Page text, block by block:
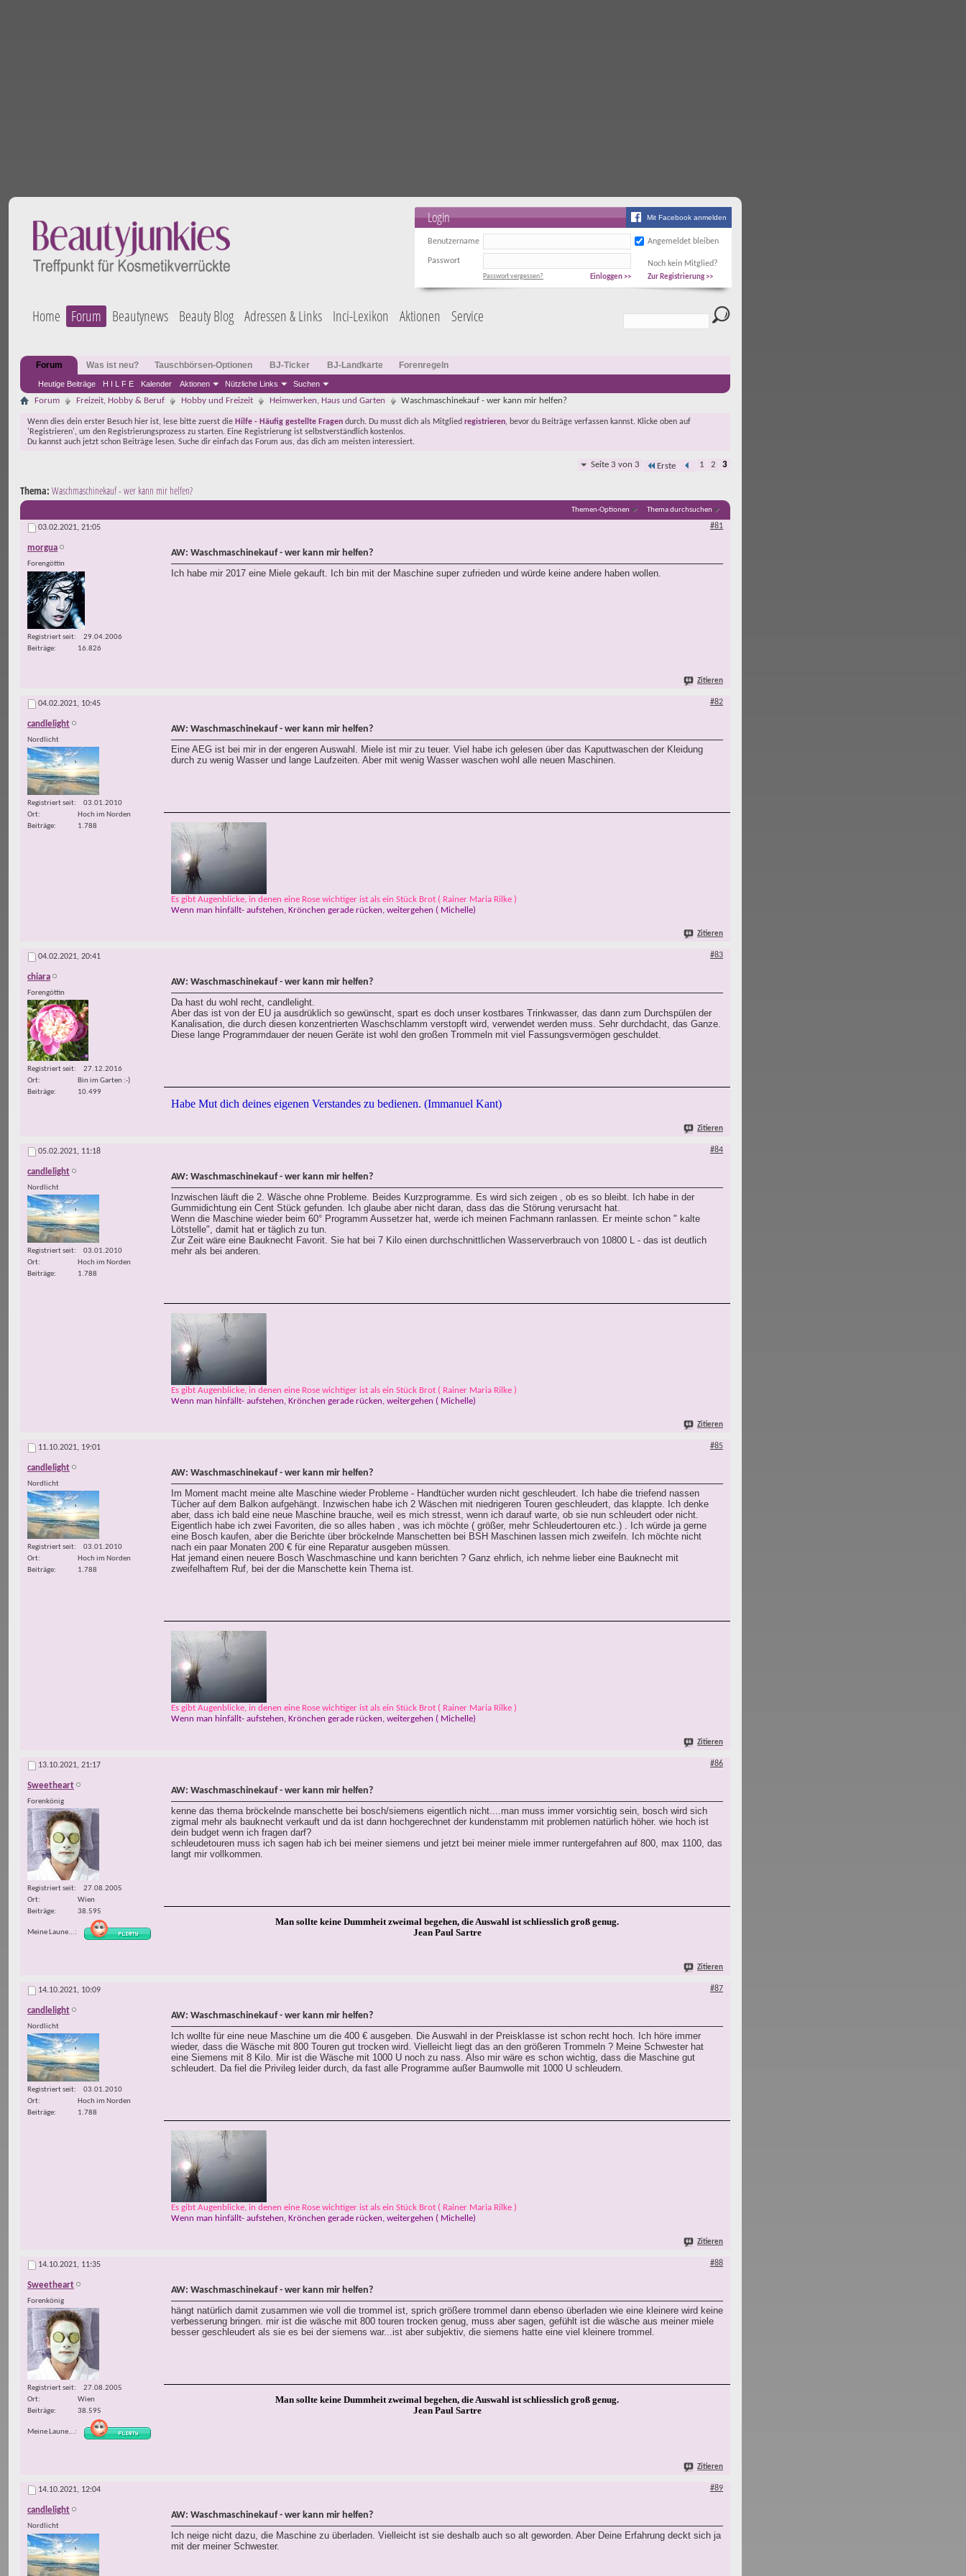
Mit Facebook anmelden
Login
Benutzername Angemeldet bleiben
Passwort Noch kein Mitglied?
Einloggen >>
Passwort vergessen? Zur Registrierung >>
Home Forum Beautynews Beauty Blog Adressen & Links Inci-Lexikon Aktionen Service
Forum
Heutige Beiträge H I L F E Kalender Aktionen Nützliche Links Suchen
Was ist neu? Tauschbörsen-Optionen BJ-Ticker BJ-Landkarte Forenregeln
Forum Freizeit, Hobby & Beruf Hobby und Freizeit Heimwerken, Haus und Garten Waschmaschinekauf - wer kann mir helfen?
Wenn dies dein erster Besuch hier ist, lese bitte zuerst die Hilfe - Häufig gestellte Fragen durch. Du musst dich als Mitglied registrieren, bevor du Beiträge verfassen kannst. Klicke oben auf
'Registrieren', um den Registrierungsprozess zu starten. Eine Registrierung ist selbstverständlich kostenlos.
Du kannst auch jetzt schon Beiträge lesen. Suche dir einfach das Forum aus, das dich am meisten interessiert.
Seite 3 von 3 Erste 1 2 3
Thema: Waschmaschinekauf - wer kann mir helfen?
Themen-Optionen Thema durchsuchen
03.02.2021, 21:05 #81
morgua
Forengöttin
Registriert seit
29.04.2006
Beiträge
16.826
AW: Waschmaschinekauf - wer kann mir helfen?
Ich habe mir 2017 eine Miele gekauft. Ich bin mit der Maschine super zufrieden und würde keine andere haben wollen.
Zitieren
04.02.2021, 10:45 #82
candlelight
Nordlicht
Registriert seit
03.01.2010
Ort
Hoch im Norden
Beiträge
1.788
AW: Waschmaschinekauf - wer kann mir helfen?
Eine AEG ist bei mir in der engeren Auswahl. Miele ist mir zu teuer. Viel habe ich gelesen über das Kaputtwaschen der Kleidung
durch zu wenig Wasser und lange Laufzeiten. Aber mit wenig Wasser waschen wohl alle neuen Maschinen.
Es gibt Augenblicke, in denen eine Rose wichtiger ist als ein Stück Brot ( Rainer Maria Rilke )
Wenn man hinfällt- aufstehen, Krönchen gerade rücken, weitergehen ( Michelle)
Zitieren
04.02.2021, 20:41 #83
chiara
Forengöttin
Registriert seit
27.12.2016
Ort
Bin im Garten :-)
Beiträge
10.499
AW: Waschmaschinekauf - wer kann mir helfen?
Da hast du wohl recht, candlelight.
Aber das ist von der EU ja ausdrüklich so gewünscht, spart es doch unser kostbares Trinkwasser, das dann zum Durchspülen der
Kanalisation, die durch diesen konzentrierten Waschschlamm verstopft wird, verwendet werden muss. Sehr durchdacht, das Ganze.
Diese lange Programmdauer der neuen Geräte ist wohl den großen Trommeln mit viel Fassungsvermögen geschuldet.
Habe Mut dich deines eigenen Verstandes zu bedienen. (Immanuel Kant)
Zitieren
05.02.2021, 11:18 #84
candlelight
Nordlicht
Registriert seit
03.01.2010
Ort
Hoch im Norden
Beiträge
1.788
AW: Waschmaschinekauf - wer kann mir helfen?
Inzwischen läuft die 2. Wäsche ohne Probleme. Beides Kurzprogramme. Es wird sich zeigen , ob es so bleibt. Ich habe in der
Gummidichtung ein Cent Stück gefunden. Ich glaube aber nicht daran, dass das die Störung verursacht hat.
Wenn die Maschine wieder beim 60° Programm Aussetzer hat, werde ich meinen Fachmann ranlassen. Er meinte schon " kalte
Lötstelle", damit hat er täglich zu tun.
Zur Zeit wäre eine Bauknecht Favorit. Sie hat bei 7 Kilo einen durchschnittlichen Wasserverbrauch von 10800 L - das ist deutlich
mehr als bei anderen.
Es gibt Augenblicke, in denen eine Rose wichtiger ist als ein Stück Brot ( Rainer Maria Rilke )
Wenn man hinfällt- aufstehen, Krönchen gerade rücken, weitergehen ( Michelle)
Zitieren
11.10.2021, 19:01 #85
candlelight
Nordlicht
Registriert seit
03.01.2010
Ort
Hoch im Norden
Beiträge
1.788
AW: Waschmaschinekauf - wer kann mir helfen?
Im Moment macht meine alte Maschine wieder Probleme - Handtücher wurden nicht geschleudert. Ich habe die triefend nassen
Tücher auf dem Balkon aufgehängt. Inzwischen habe ich 2 Wäschen mit niedrigeren Touren geschleudert, das klappte. Ich denke
aber, dass ich bald eine neue Maschine brauche, weil es mich stresst, wenn ich darauf warte, ob sie nun schleudert oder nicht.
Eigentlich habe ich zwei Favoriten, die so alles haben , was ich möchte ( größer, mehr Schleudertouren etc.) . Ich würde ja gerne
eine Bosch kaufen, aber die Berichte über bröckelnde Manschetten bei BSH Maschinen lassen mich zweifeln. Ich möchte nicht
nach ein paar Monaten 200 € für eine Reparatur ausgeben müssen.
Hat jemand einen neuere Bosch Waschmaschine und kann berichten ? Ganz ehrlich, ich nehme lieber eine Bauknecht mit
zweifelhaftem Ruf, bei der die Manschette kein Thema ist.
Es gibt Augenblicke, in denen eine Rose wichtiger ist als ein Stück Brot ( Rainer Maria Rilke )
Wenn man hinfällt- aufstehen, Krönchen gerade rücken, weitergehen ( Michelle)
Zitieren
13.10.2021, 21:17 #86
Sweetheart
Forenkönig
Registriert seit
27.08.2005
Ort
Wien
Beiträge
38.595
Meine Laune...
AW: Waschmaschinekauf - wer kann mir helfen?
kenne das thema bröckelnde manschette bei bosch/siemens eigentlich nicht....man muss immer vorsichtig sein, bosch wird sich
zigmal mehr als bauknecht verkauft und da ist dann hochgerechnet der kundenstamm mit problemen natürlich höher. wie hoch ist
dein budget wenn ich fragen darf?
schleudetouren muss ich sagen hab ich bei meiner siemens und jetzt bei meiner miele immer runtergefahren auf 800, max 1100, das
langt mir vollkommen.
Man sollte keine Dummheit zweimal begehen, die Auswahl ist schliesslich groß genug.
Jean Paul Sartre
Zitieren
14.10.2021, 10:09 #87
candlelight
Nordlicht
Registriert seit
03.01.2010
Ort
Hoch im Norden
Beiträge
1.788
AW: Waschmaschinekauf - wer kann mir helfen?
Ich wollte für eine neue Maschine um die 400 € ausgeben. Die Auswahl in der Preisklasse ist schon recht hoch. Ich höre immer
wieder, dass die Wäsche mit 800 Touren gut trocken wird. Vielleicht liegt das an den größeren Trommeln ? Meine Schwester hat
eine Siemens mit 8 Kilo. Mir ist die Wäsche mit 1000 U noch zu nass. Also mir wäre es schon wichtig, dass die Maschine gut
schleudert. Da fiel die Privileg leider durch, da fast alle Programme außer Baumwolle mit 1000 U schleudern.
Es gibt Augenblicke, in denen eine Rose wichtiger ist als ein Stück Brot ( Rainer Maria Rilke )
Wenn man hinfällt- aufstehen, Krönchen gerade rücken, weitergehen ( Michelle)
Zitieren
14.10.2021, 11:35 #88
Sweetheart
Forenkönig
Registriert seit
27.08.2005
Ort
Wien
Beiträge
38.595
Meine Laune...
AW: Waschmaschinekauf - wer kann mir helfen?
hängt natürlich damit zusammen wie voll die trommel ist, sprich größere trommel dann ebenso überladen wie eine kleinere wird keine
verbesserung bringen. mir ist die wäsche mit 800 touren trocken genug, muss aber sagen, gefühlt ist die wäsche aus meiner miele
besser geschleudert als sie es bei der siemens war...ist aber subjektiv, die siemens hatte eine viel kleinere trommel.
Man sollte keine Dummheit zweimal begehen, die Auswahl ist schliesslich groß genug.
Jean Paul Sartre
Zitieren
14.10.2021, 12:04 #89
candlelight
Nordlicht
AW: Waschmaschinekauf - wer kann mir helfen?
Ich neige nicht dazu, die Maschine zu überladen. Vielleicht ist sie deshalb auch so alt geworden. Aber Deine Erfahrung deckt sich ja
mit der meiner Schwester.